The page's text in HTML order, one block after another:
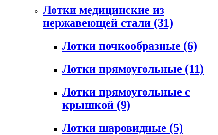
Лотки медицинские из
нержавеющей стали (31)
Лотки почкообразные (6)
Лотки прямоугольные (11)
Лотки прямоугольные с
крышкой (9)
Лотки шаровидные (5)